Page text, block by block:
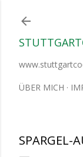
ÜBER MICH
SPARGEL-